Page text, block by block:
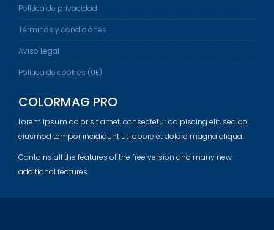
Política de privacidad
Términos y condiciones
Aviso Legal
Política de cookies (UE)
COLORMAG PRO
Lorem ipsum dolor sit amet, consectetur adipiscing elit, sed do
eiusmod tempor incididunt ut labore et dolore magna aliqua.
Contains all the features of the free version and many new
additional features.